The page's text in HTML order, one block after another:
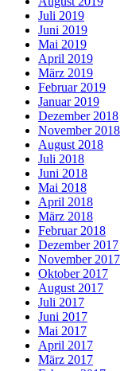
Juli 2019
Juni 2019
Mai 2019
April 2019
März 2019
Februar 2019
Januar 2019
Dezember 2018
November 2018
August 2018
Juli 2018
Juni 2018
Mai 2018
April 2018
März 2018
Februar 2018
Dezember 2017
November 2017
Oktober 2017
August 2017
Juli 2017
Juni 2017
Mai 2017
April 2017
März 2017